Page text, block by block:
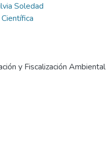
Soledad
y Fiscalización Ambiental